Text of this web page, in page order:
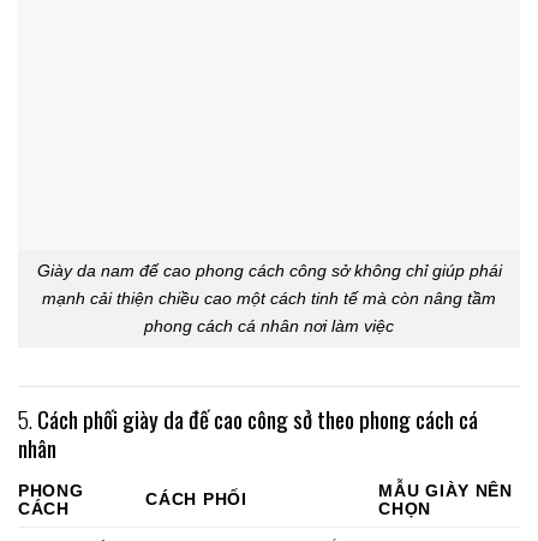
Giày da nam đế cao phong cách công sở không chỉ giúp phái
mạnh cải thiện chiều cao một cách tinh tế mà còn nâng tầm
phong cách cá nhân nơi làm việc
5.Cách phối giày da đế cao công sở theo phong cách cá
nhân
PHONG
CÁCH
CÁCH PHỐI
MẪU GIÀY NÊN
CHỌN